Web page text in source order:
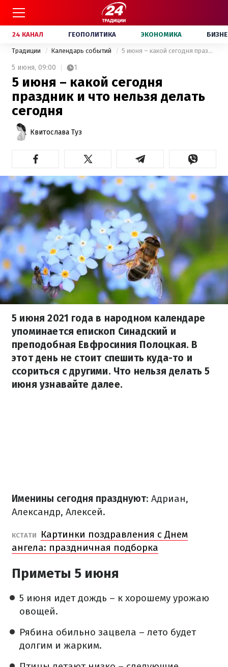
24 КАНАЛ ГЕОПОЛИТИКА ЭКОНОМИКА
Традиции Календарь событий 5 июня – какой сегодня праздник и что нельзя делать сегодня
5 июня, 09:00 1
5 июня – какой сегодня
праздник и что нельзя делать
сегодня
Квитослава Туз
5 июня 2021 года в народном календаре
упоминается епископ Синадский и
преподобная Евфросиния Полоцкая. В
этот день не стоит спешить куда-то и
ссориться с другими. Что нельзя делать 5
июня узнавайте далее.
Именины сегодня празднуют: Адриан,
Александр, Алексей.
КСТАТИ
Картинки поздравления с Днем
ангела: праздничная подборка
Приметы 5 июня
5 июня идет дождь – к хорошему урожаю
овощей.
Рябина обильно зацвела – лето будет
долгим и жарким.